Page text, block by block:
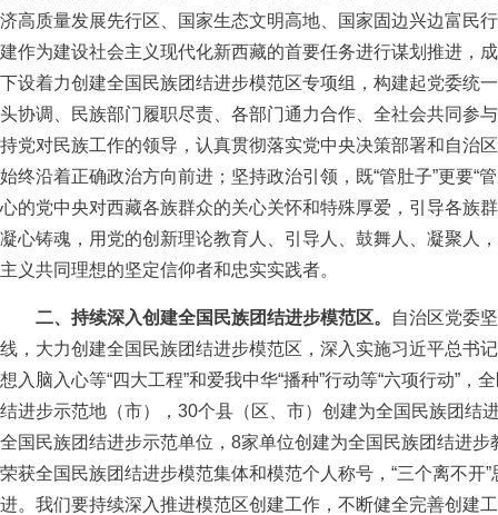
济高质量发展先行区、国家生态文明高地、国家固边兴边富民
建作为建设社会主义现代化新西藏的首要任务进行谋划推进，
下设着力创建全国民族团结进步模范区专项组，构建起党委统
头协调、民族部门履职尽责、各部门通力合作、全社会共同参
持党对民族工作的领导，认真贯彻落实党中央决策部署和自治
始终沿着正确政治方向前进；坚持政治引领，既“管肚子”更要“
心的党中央对西藏各族群众的关心关怀和特殊厚爱，引导各族
凝心铸魂，用党的创新理论教育人、引导人、鼓舞人、凝聚人
主义共同理想的坚定信仰者和忠实实践者。
二、持续深入创建全国民族团结进步模范区。
自治区党委
线，大力创建全国民族团结进步模范区，深入实施习近平总书
想入脑入心等“四大工程”和爱我中华“播种”行动等“六项行动”，
结进步示范地（市），30个县（区、市）创建为全国民族团结
全国民族团结进步示范单位，8家单位创建为全国民族团结进
荣获全国民族团结进步模范集体和模范个人称号，“三个离不开”
进。我们要持续深入推进模范区创建工作，不断健全完善创建